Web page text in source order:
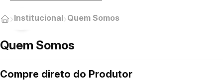
Acessar com senha
Institucional Quem Somos
Quem Somos
Compre direto do Produtor